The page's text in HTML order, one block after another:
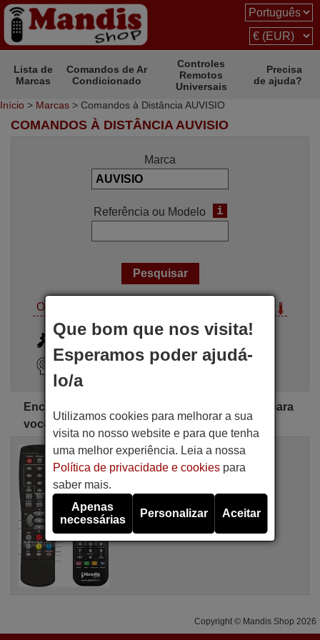
Lista de
Marcas
Comandos de Ar
Condicionado
Controles
Remotos
Universais
Precisa
de ajuda?
Início > Marcas > Comandos à Distância AUVISIO
COMANDOS À DISTÂNCIA AUVISIO
Marca
Referência ou Modelo i
Opções de pesquisa
Busca Avançada i
Assistente de pesquisa
Encontre o controle remoto AUVISIO perfeito para
você
Comandos à distância equivalente
AUVISIO TV421
Artigo disponível em stock
16,94 €(IVA incluído)
AUVISIO
Para PX 1181-675, TV 421, MC-425
Copyright © Mandis Shop 2026
Que bom que nos visita!
Esperamos poder ajudá-
lo/a
Utilizamos cookies para melhorar a sua
visita no nosso website e para que tenha
uma melhor experiência. Leia a nossa
Política de privacidade e cookiespara
saber mais.
Apenas
necessárias
Personalizar Aceitar